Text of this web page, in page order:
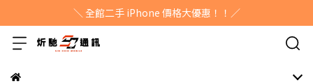
＼ 全館二手 iPhone 價格大優惠！！／